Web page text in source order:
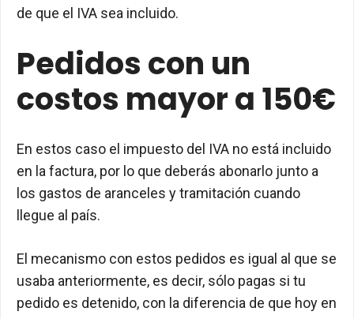
de que el IVA sea incluido.
Pedidos con un
costos mayor a 150€
En estos caso el impuesto del IVA no está incluido
en la factura, por lo que deberás abonarlo junto a
los gastos de aranceles y tramitación cuando
llegue al país.
El mecanismo con estos pedidos es igual al que se
usaba anteriormente, es decir, sólo pagas si tu
pedido es detenido, con la diferencia de que hoy en